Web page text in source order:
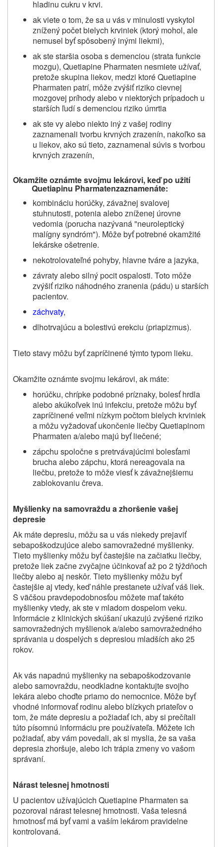
hladinu cukru v krvi.
ak viete o tom, že sa u vás v minulosti vyskytol
znížený počet bielych krviniek (ktorý mohol, ale
nemusel byť spôsobený inými liekmi),
ak ste staršia osoba s demenciou (strata funkcie
mozgu), Quetiapine Pharmaten nesmiete užívať,
pretože skupina liekov, medzi ktoréQuetiapine
Pharmaten patrí, môže zvýšiť riziko cievnej
mozgovej príhody alebo v niektorých prípadoch u
starších ľudí s demenciou riziko úmrtia
ak ste vy alebo niekto iný z vašej rodiny
zaznamenali tvorbu krvných zrazenín, nakoľko sa
u liekov, ako sú tieto, zaznamenal súvis s tvorbou
krvných zrazenín,
Okamžite oznámte svojmu lekárovi, keď po užití
Quetiapinu Pharmatenzaznamenáte:
kombináciu horúčky, závažnej svalovej
stuhnutosti, potenia alebo zníženej úrovne
vedomia (porucha nazývaná "neuroleptický
malígny syndróm"). Môže byť potrebné okamžité
lekárske ošetrenie.
nekotrolovateľné pohyby, hlavne tváre a jazyka,
závraty alebo silný pocit ospalosti. Toto môže
zvýšiť riziko náhodného zranenia (pádu) u starších
pacientov.
záchvaty,
dlhotrvajúcu a bolestivú erekciu (priapizmus).
Tieto stavy môžu byť zapríčinené týmto typom lieku.
Okamžite oznámte svojmu lekárovi, ak máte:
horúčku, chrípke podobné príznaky, bolesť hrdla
alebo akúkoľvek inú infekciu, pretože môžu byť
zapríčinené veľmi nízkym počtom bielych krviniek
a môžu vyžadovať ukončenie liečby Quetiapinom
Pharmaten a/alebo majú byť liečené;
zápchu spoločne s pretrvávajúcimi bolesťami
brucha alebo zápchu, ktorá nereagovala na
liečbu, pretože to môže viesť k závažnejšiemu
zablokovaniu čreva.
Myšlienky na samovraždu a zhoršenie vašej
depresie
Ak máte depresiu, môžu sa u vás niekedy prejaviť
sebapoškodzujúce alebo samovražedné myšlienky.
Tieto myšlienky môžu byť častejšie na začiatku liečby,
pretože liek začne zvyčajne účinkovať až po 2 týždňoch
liečby alebo aj neskôr. Tieto myšlienky môžu byť
častejšie aj vtedy, keď náhle prestanete užívať váš liek.
S väčšou pravdepodobnosťou môžete mať takéto
myšlienky vtedy, ak ste v mladom dospelom veku.
Informácie z klinických skúšaní ukazujú zvýšené riziko
samovražedných myšlienok a/alebo samovražedného
správania u dospelých s depresiou mladších ako 25
rokov.
Ak vás napadnú myšlienky na sebapoškodzovanie
alebo samovraždu, neodkladne kontaktujte svojho
lekára alebo choďte priamo do nemocnice. Môže byť
vhodné informovať rodinu alebo blízkych priateľov o
tom, že máte depresiu a požiadať ich, aby si prečítali
túto písomnú informáciu pre používateľa. Môžete ich
požiadať, aby vám povedali, ak si myslia, že sa vaša
depresia zhoršuje, alebo ich trápia zmeny vo vašom
správaní.
Nárast telesnej hmotnosti
U pacientov užívajúcich Quetiapine Pharmaten sa
pozoroval nárast telesnej hmotnosti. Vaša telesná
hmotnosť má byť vami a vaším lekárom pravidelne
kontrolovaná.